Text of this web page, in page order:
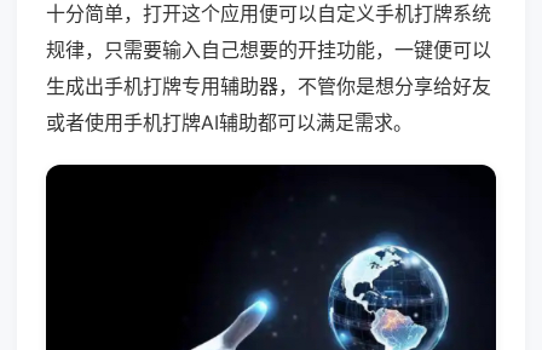
十分简单，打开这个应用便可以自定义手机打牌系统
规律，只需要输入自己想要的开挂功能，一键便可以
生成出手机打牌专用辅助器，不管你是想分享给好友
或者使用手机打牌AI辅助都可以满足需求。